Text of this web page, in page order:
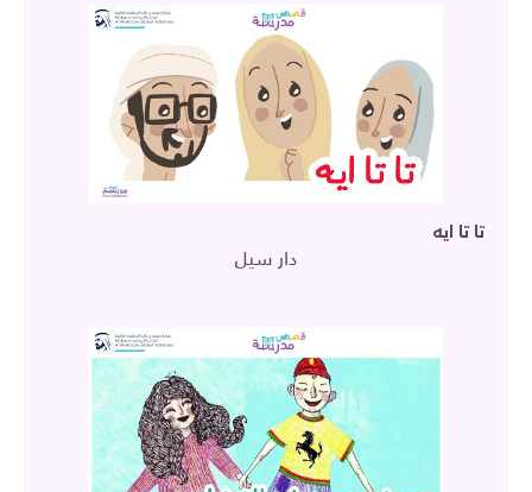
تا تا ايه
دار سيل